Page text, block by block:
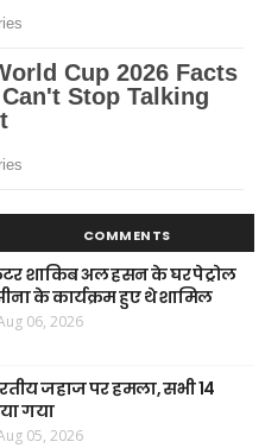
COMMENTS
शाकिब अल हसन के घर पेट्रोल
के कार्यक्रम हुए थे शामिल
06, 2026
जहाज पर हमला, सभी 14
गया
05, 2026